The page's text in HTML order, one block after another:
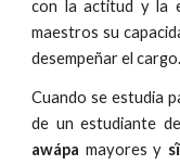
con la actitud y la
maestros su
desempeñar el cargo.
Cuando se estudia
de un estudiante de
awápa mayores y